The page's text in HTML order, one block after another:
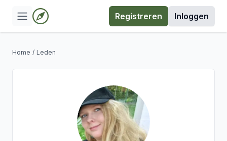
Registreren Inloggen
Home / Leden